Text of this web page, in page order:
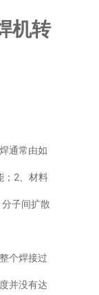
机转
通常由如
；2、材料
子间扩散
个焊接过
并没有达